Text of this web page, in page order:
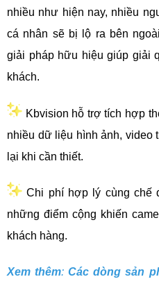
nhiều như hiện nay, nhiều
cá nhân sẽ bị lộ ra bên
giải pháp hữu hiệu giúp giải
khách.
Kbvision hỗ trợ tích hợp
nhiều dữ liệu hình ảnh, video
lại khi cần thiết.
Chi phí hợp lý cùng chế
những điểm cộng khiến
khách hàng.
Xem thêm:Các dòng sản